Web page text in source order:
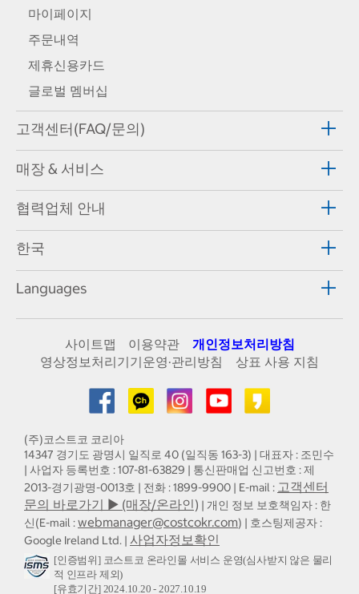
마이페이지
주문내역
제휴신용카드
글로벌 멤버십
고객센터(FAQ/문의)
매장 & 서비스
협력업체 안내
한국
Languages
사이트맵 이용약관
개인정보처리방침
영상정보처리기기운영·관리방침
상표 사용 지침
(주)코스트코 코리아
14347 경기도 광명시 일직로 40 (일직동 163-3) | 대표자 : 조민수
| 사업자 등록번호 : 107-81-63829 | 통신판매업 신고번호 : 제
2013-경기광명-0013호 | 전화 : 1899-9900 | E-mail : 고객센터
문의 바로가기 ▶ (매장/온라인) | 개인 정보 보호책임자 : 한
신(E-mail :webmanager@costcokr.com) | 호스팅제공자 :
Google Ireland Ltd. | 사업자정보확인
[인증범위] 코스트코 온라인몰 서비스 운영(심사받지 않은 물리
적 인프라 제외)
[유효기간] 2024.10.20 - 2027.10.19